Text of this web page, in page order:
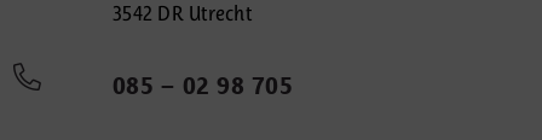
3542 DR Utrecht
085 – 02 98 705